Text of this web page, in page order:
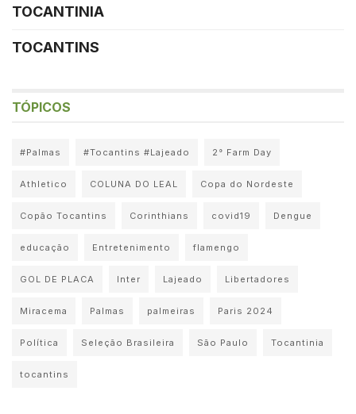
TOCANTINIA
TOCANTINS
TÓPICOS
#Palmas #Tocantins #Lajeado 2° Farm Day
Athletico COLUNA DO LEAL Copa do Nordeste
Copão Tocantins Corinthians covid19 Dengue
educação Entretenimento flamengo
GOL DE PLACA Inter Lajeado Libertadores
Miracema Palmas palmeiras Paris 2024
Política Seleção Brasileira São Paulo Tocantinia
tocantins